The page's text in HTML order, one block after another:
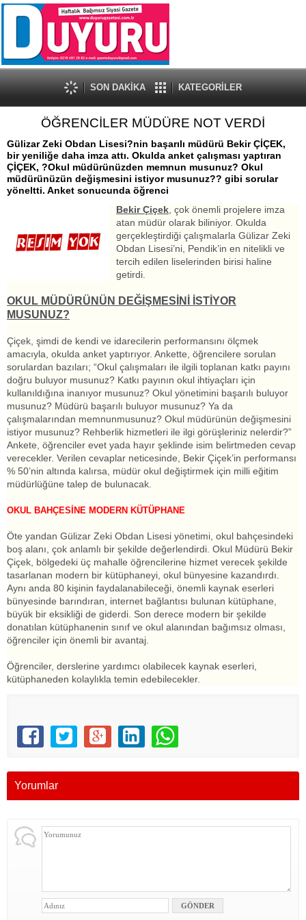
SON DAKİKA KATEGORİLER
ÖĞRENCİLER MÜDÜRE NOT VERDİ
Gülizar Zeki Obdan Lisesi?nin başarılı müdürü Bekir ÇİÇEK,
bir yeniliğe daha imza attı. Okulda anket çalışması yaptıran
ÇİÇEK, ?Okul müdürünüzden memnun musunuz? Okul
müdürünüzün değişmesini istiyor musunuz?? gibi sorular
yöneltti. Anket sonucunda öğrenci
Bekir Çiçek , çok önemli projelere imza
atan müdür olarak biliniyor. Okulda
gerçekleştirdiği çalışmalarla Gülizar Zeki
Obdan Lisesi’ni, Pendik’in en nitelikli ve
tercih edilen liselerinden birisi haline
getirdi.
OKUL MÜDÜRÜNÜN DEĞİŞMESİNİ İSTİYOR
MUSUNUZ?
Çiçek, şimdi de kendi ve idarecilerin performansını ölçmek
amacıyla, okulda anket yaptırıyor. Ankette, öğrencilere sorulan
sorulardan bazıları; “Okul çalışmaları ile ilgili toplanan katkı payını
doğru buluyor musunuz? Katkı payının okul ihtiyaçları için
kullanıldığına inanıyor musunuz? Okul yönetimini başarılı buluyor
musunuz? Müdürü başarılı buluyor musunuz? Ya da
çalışmalarından memnunmusunuz? Okul müdürünün değişmesini
istiyor musunuz? Rehberlik hizmetleri ile ilgi görüşleriniz nelerdir?”
Ankete, öğrenciler evet yada hayır şeklinde isim belirtmeden cevap
verecekler. Verilen cevaplar neticesinde, Bekir Çiçek’in performansı
% 50’nin altında kalırsa, müdür okul değiştirmek için milli eğitim
müdürlüğüne talep de bulunacak.
OKUL BAHÇESİNE MODERN KÜTÜPHANE
Öte yandan Gülizar Zeki Obdan Lisesi yönetimi, okul bahçesindeki
boş alanı, çok anlamlı bir şekilde değerlendirdi. Okul Müdürü Bekir
Çiçek, bölgedeki üç mahalle öğrencilerine hizmet verecek şekilde
tasarlanan modern bir kütüphaneyi, okul bünyesine kazandırdı.
Aynı anda 80 kişinin faydalanabileceği, önemli kaynak eserleri
bünyesinde barındıran, internet bağlantısı bulunan kütüphane,
büyük bir eksikliği de giderdi. Son derece modern bir şekilde
donatılan kütüphanenin sınıf ve okul alanından bağımsız olması,
öğrenciler için önemli bir avantaj.
Öğrenciler, derslerine yardımcı olabilecek kaynak eserleri,
kütüphaneden kolaylıkla temin edebilecekler.
Yorumlar